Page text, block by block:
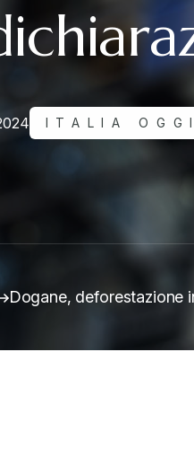
ITALIA
Dogane, deforestazione